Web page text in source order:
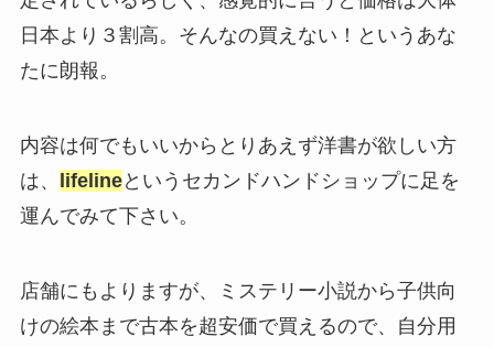
日本より３割高。そんなの買えない！というあな
たに朗報。
内容は何でもいいからとりあえず洋書が欲しい方
は、 lifelineというセカンドハンドショップに足を
運んでみて下さい。
店舗にもよりますが、ミステリー小説から子供向
けの絵本まで古本を超安価で買えるので、自分用